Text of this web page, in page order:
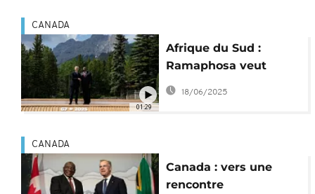
01:29
CANADA
Afrique du Sud :
Ramaphosa veut
renforcer les liens
avec le G7
18/06/2025
CANADA
Canada : vers une
rencontre